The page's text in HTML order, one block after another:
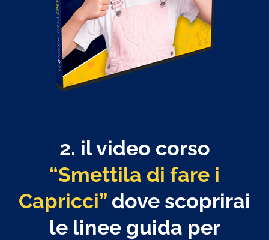
2. il video corso
“Smettila di fare i
Capricci” dove scoprirai
le linee guida per